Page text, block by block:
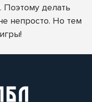
Поэтому делать
непросто. Но тем